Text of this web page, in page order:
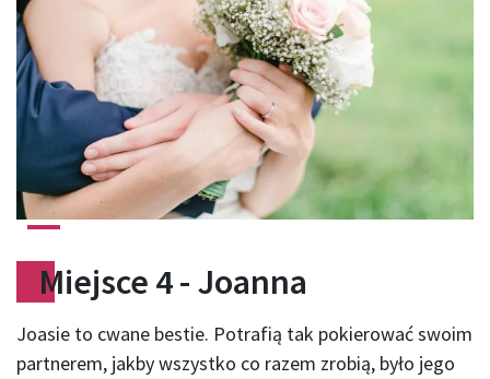
Miejsce 4 - Joanna
Joasie to cwane bestie. Potrafią tak pokierować swoim
partnerem, jakby wszystko co razem zrobią, było jego